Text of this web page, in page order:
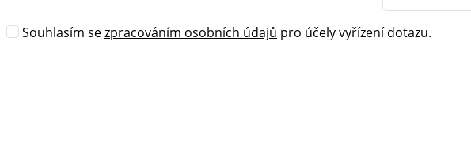
Souhlasím sezpracováním osobních údajů pro účely vyřízení dotazu.